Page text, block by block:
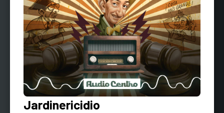
Jardinericidio